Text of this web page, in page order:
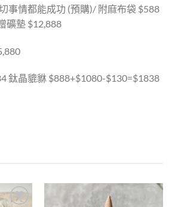
事情都能成功 (預購)/ 附麻布袋 $588
礦墊 $12,888
鈦晶貔貅 $888+$1080-$130=$1838